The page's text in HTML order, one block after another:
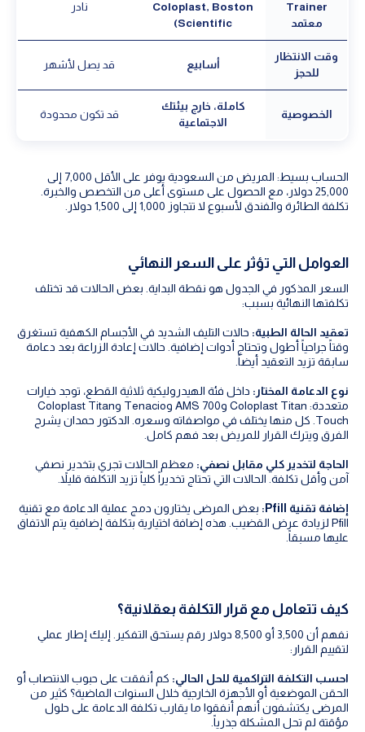
Trainer
معتمد
Coloplast, Boston
Scientific)
نادر
وقت الانتظار
للحجز
أسابيع قد يصل لأشهر
الخصوصية
كاملة، خارج بيئتك
الاجتماعية
قد تكون محدودة
الحساب بسيط: المريض من السعودية يوفر على الأقل 7,000 إلى
25,000 دولار، مع الحصول على مستوى أعلى من التخصص والخبرة.
تكلفة الطائرة والفندق لأسبوع لا تتجاوز 1,000 إلى 1,500 دولار.
العوامل التي تؤثر على السعر النهائي
السعر المذكور في الجدول هو نقطة البداية. بعض الحالات قد تختلف
تكلفتها النهائية بسبب:
تعقيد الحالة الطبية: حالات التليف الشديد في الأجسام الكهفية تستغرق
وقتاً جراحياً أطول وتحتاج أدوات إضافية. حالات إعادة الزراعة بعد دعامة
سابقة تزيد التعقيد أيضاً.
نوع الدعامة المختار: داخل فئة الهيدروليكية ثلاثية القطع، توجد خيارات
متعددة: Coloplast Titan وAMS 700 وTenacio وColoplast Titan
Touch. كل منها يختلف في مواصفاته وسعره. الدكتور حمدان يشرح
الفرق ويترك القرار للمريض بعد فهم كامل.
الحاجة لتخدير كلي مقابل نصفي: معظم الحالات تجري بتخدير نصفي
آمن وأقل تكلفة. الحالات التي تحتاج تخديراً كلياً تزيد التكلفة قليلاً.
إضافة تقنية Pfill:
بعض المرضى يختارون دمج عملية الدعامة مع تقنية
Pfill لزيادة عرض القضيب. هذه إضافة اختيارية بتكلفة إضافية يتم الاتفاق
عليها مسبقاً.
كيف تتعامل مع قرار التكلفة بعقلانية؟
نفهم أن 3,500 أو 8,500 دولار رقم يستحق التفكير. إليك إطار عملي
لتقييم القرار:
احسب التكلفة التراكمية للحل الحالي: كم أنفقت على حبوب الانتصاب أو
الحقن الموضعية أو الأجهزة الخارجية خلال السنوات الماضية؟ كثير من
المرضى يكتشفون أنهم أنفقوا ما يقارب تكلفة الدعامة على حلول
مؤقتة لم تحل المشكلة جذرياً.